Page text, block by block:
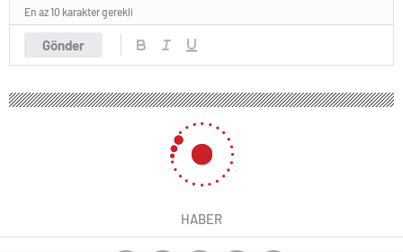
Gönder
En az 10 karakter gerekli
HABER